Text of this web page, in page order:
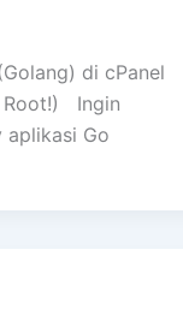
di cPanel
Root!) Ingin
aplikasi Go